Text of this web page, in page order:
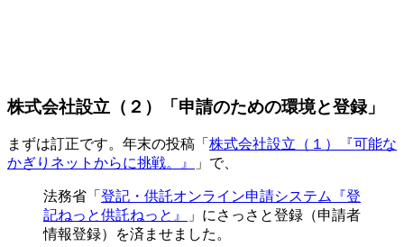
株式会社設立（２）「申請のための環境と登録」
まずは訂正です。年末の投稿「 株式会社設立（１）『可能な
かぎりネットからに挑戦。』
」で、
法務省「 登記・供託オンライン申請システム『登
記ねっと供託ねっと』
」にさっさと登録（申請者
情報登録）を済ませました。